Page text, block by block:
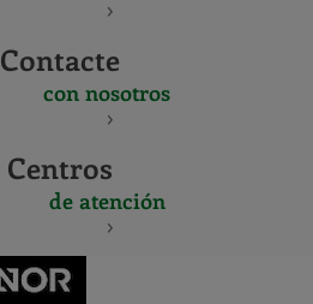
Contacte
con nosotros
Centros
de atención